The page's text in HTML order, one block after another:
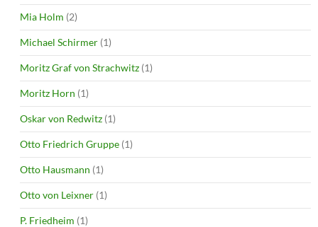
Mia Holm (2)
Michael Schirmer (1)
Moritz Graf von Strachwitz (1)
Moritz Horn (1)
Oskar von Redwitz (1)
Otto Friedrich Gruppe (1)
Otto Hausmann (1)
Otto von Leixner (1)
P. Friedheim (1)